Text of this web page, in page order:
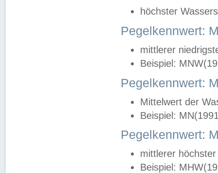
höchster
Pegelkennwert:
mittlerer
Beispiel:
Pegelkennwert:
Mittelwert der
Beispiel:
Pegelkennwert:
mittlerer
Beispiel: